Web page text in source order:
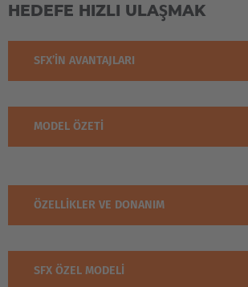
HEDEFE HIZLI ULAŞMAK
SFX’IN AVANTAJLARI
MODEL ÖZETI
ÖZELLIKLER VE DONANIM
SFX ÖZEL MODELI